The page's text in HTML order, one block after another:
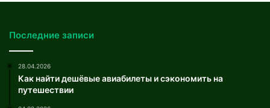
Последние записи
28.04.2026
Как найти дешёвые авиабилеты и сэкономить на
путешествии